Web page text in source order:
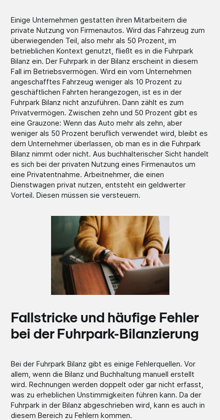
Einige Unternehmen gestatten ihren Mitarbeitern die
private Nutzung von Firmenautos. Wird das Fahrzeug zum
überwiegenden Teil, also mehr als 50 Prozent, im
betrieblichen Kontext genutzt, fließt es in die Fuhrpark
Bilanz ein. Der Fuhrpark in der Bilanz erscheint in diesem
Fall im Betriebsvermögen. Wird ein vom Unternehmen
angeschafftes Fahrzeug weniger als 10 Prozent zu
geschäftlichen Fahrten herangezogen, ist es in der
Fuhrpark Bilanz nicht anzuführen. Dann zählt es zum
Privatvermögen. Zwischen zehn und 50 Prozent gibt es
eine Grauzone: Wenn das Auto mehr als zehn, aber
weniger als 50 Prozent beruflich verwendet wird, bleibt es
dem Unternehmer überlassen, ob man es in die Fuhrpark
Bilanz nimmt oder nicht. Aus buchhalterischer Sicht handelt
es sich bei der privaten Nutzung eines Firmenautos um
eine Privatentnahme. Arbeitnehmer, die einen
Dienstwagen privat nutzen, entsteht ein geldwerter
Vorteil. Diesen müssen sie versteuern.
Fallstricke und häufige Fehler
bei der Fuhrpark-Bilanzierung
Bei der Fuhrpark Bilanz gibt es einige Fehlerquellen. Vor
allem, wenn die Bilanz und Buchhaltung manuell erstellt
wird. Rechnungen werden doppelt oder gar nicht erfasst,
was zu erheblichen Unstimmigkeiten führen kann. Da der
Fuhrpark in der Bilanz abgeschrieben wird, kann es auch in
diesem Bereich zu Fehlern kommen.